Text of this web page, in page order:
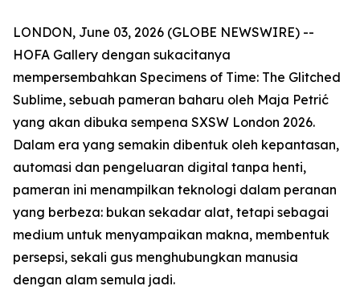
LONDON, June 03, 2026 (GLOBE NEWSWIRE) --
HOFA Gallery dengan sukacitanya
mempersembahkan Specimens of Time: The Glitched
Sublime, sebuah pameran baharu oleh Maja Petrić
yang akan dibuka sempena SXSW London 2026.
Dalam era yang semakin dibentuk oleh kepantasan,
automasi dan pengeluaran digital tanpa henti,
pameran ini menampilkan teknologi dalam peranan
yang berbeza: bukan sekadar alat, tetapi sebagai
medium untuk menyampaikan makna, membentuk
persepsi, sekali gus menghubungkan manusia
dengan alam semula jadi.